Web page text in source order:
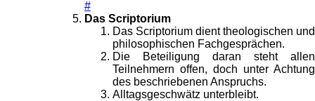
#
Das Scriptorium
Das Scriptorium dient theologischen und
philosophischen Fachgesprächen.
Die Beteiligung daran steht allen
Teilnehmern offen, doch unter Achtung
des beschriebenen Anspruchs.
Alltagsgeschwätz unterbleibt.